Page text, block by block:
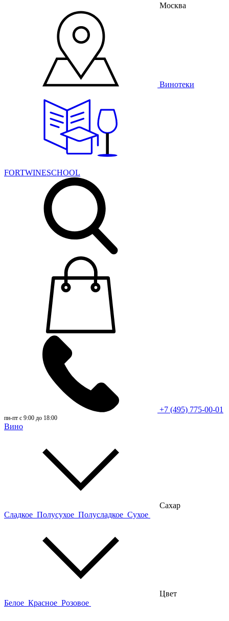
Москва
Винотеки
FORTWINESCHOOL
+7 (495) 775-00-01
пн-пт с 9:00 до 18:00
Вино
Сахар
Сладкое Полусухое Полусладкое Сухое
Цвет
Белое Красное Розовое